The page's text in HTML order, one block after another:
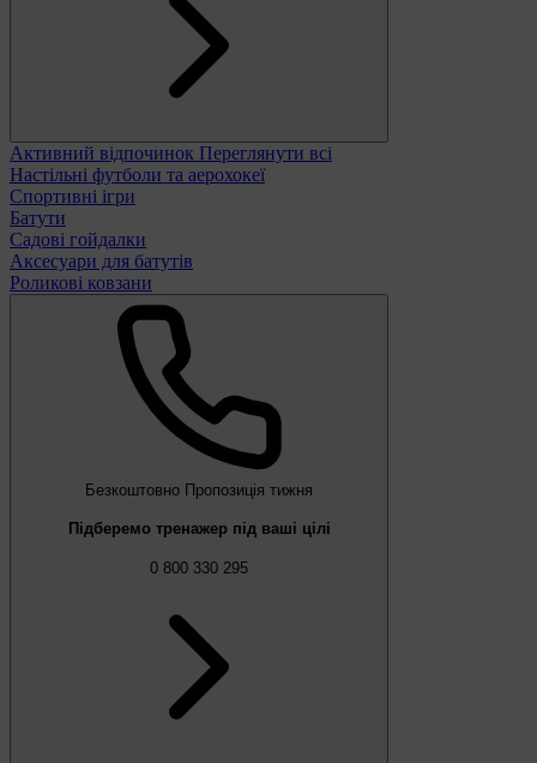
Активний відпочинок Переглянути всі
Настільні футболи та аерохокеї
Спортивні ігри
Батути
Садові гойдалки
Аксесуари для батутів
Роликові ковзани
Безкоштовно Пропозиція тижня
Підберемо тренажер під ваші цілі
0 800 330 295